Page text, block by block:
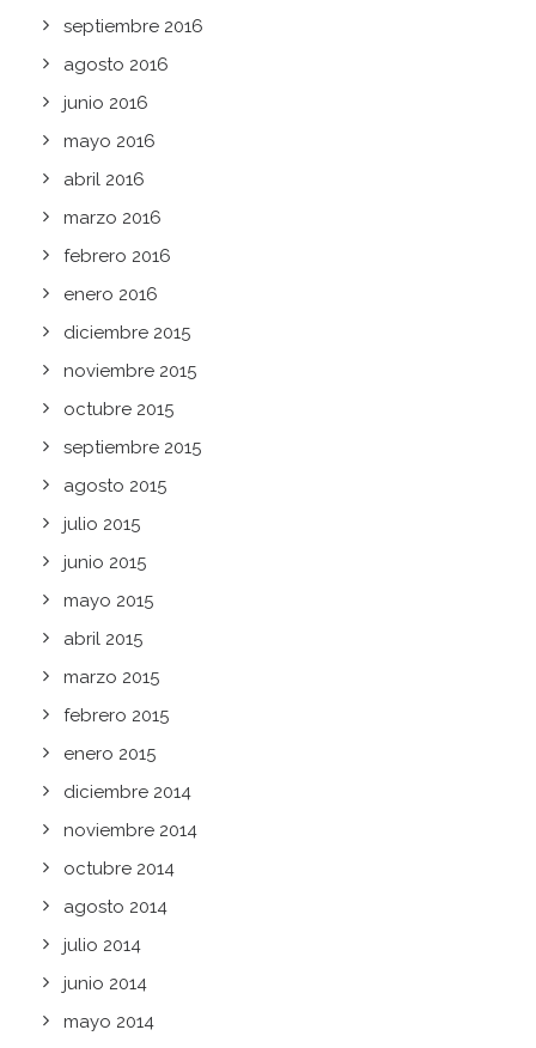
septiembre 2016
agosto 2016
junio 2016
mayo 2016
abril 2016
marzo 2016
febrero 2016
enero 2016
diciembre 2015
noviembre 2015
octubre 2015
septiembre 2015
agosto 2015
julio 2015
junio 2015
mayo 2015
abril 2015
marzo 2015
febrero 2015
enero 2015
diciembre 2014
noviembre 2014
octubre 2014
agosto 2014
julio 2014
junio 2014
mayo 2014